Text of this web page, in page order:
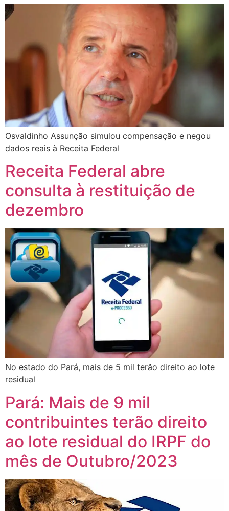
Osvaldinho Assunção simulou compensação e negou
dados reais à Receita Federal
Receita Federal abre
consulta à restituição de
dezembro
No estado do Pará, mais de 5 mil terão direito ao lote
residual
Pará: Mais de 9 mil
contribuintes terão direito
ao lote residual do IRPF do
mês de Outubro/2023